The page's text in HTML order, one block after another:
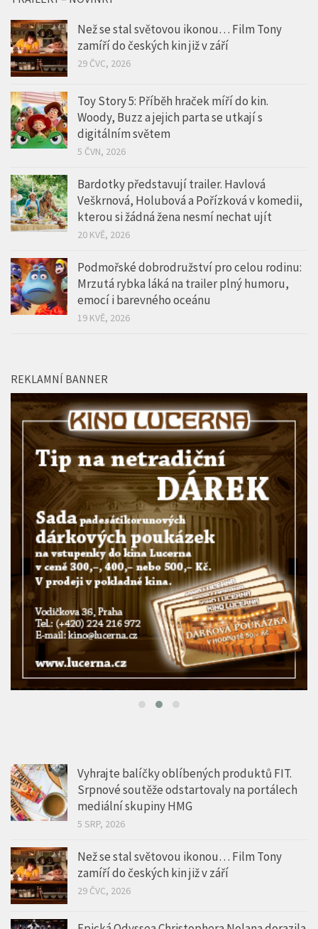
Než se stal světovou ikonou… Film Tony
zamíří do českých kin již v září
29 ČVC, 2026
Toy Story 5: Příběh hraček míří do kin.
Woody, Buzz a jejich parta se utkají s
digitálním světem
5 ČVN, 2026
Bardotky představují trailer. Havlová
Veškrnová, Holubová a Pořízková v komedii,
kterou si žádná žena nesmí nechat ujít
20 KVĚ, 2026
Podmořské dobrodružství pro celou rodinu:
Mrzutá rybka láká na trailer plný humoru,
emocí i barevného oceánu
19 KVĚ, 2026
REKLAMNÍ BANNER
Vyhrajte balíčky oblíbených produktů FIT.
Srpnové soutěže odstartovaly na portálech
mediální skupiny HMG
5 SRP, 2026
Než se stal světovou ikonou… Film Tony
zamíří do českých kin již v září
29 ČVC, 2026